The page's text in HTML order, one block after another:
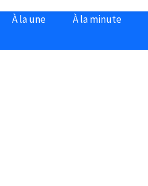
À la une À la minute